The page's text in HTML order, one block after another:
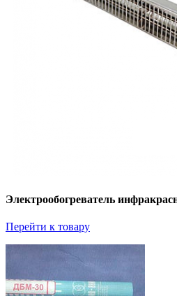
Электрообогреватель
Перейти к товару